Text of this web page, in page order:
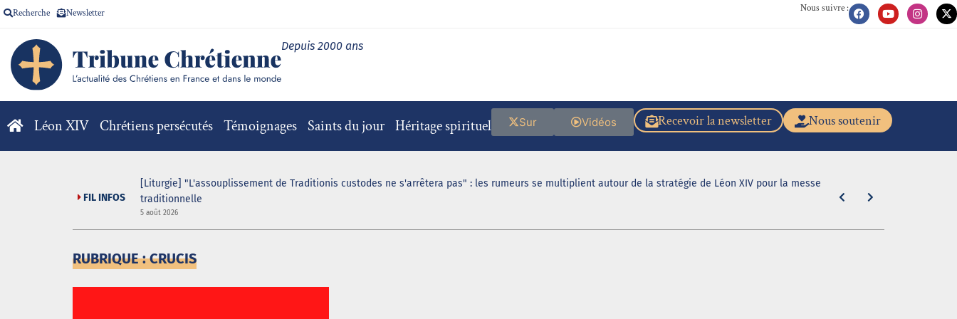
Recherche Newsletter Nous suivre :
Depuis 2000 ans
Léon XIV Chrétiens persécutés Témoignages Saints du jour Héritage spirituel Nous soutenir
Recevoir la newsletter
Vidéos
Sur
FIL INFOS
[Liturgie] "L'assouplissement de Traditionis custodes ne s'arrêtera pas" : les rumeurs se multiplient autour de la stratégie de Léon XIV pour la messe
traditionnelle
5 août 2026
RUBRIQUE : CRUCIS